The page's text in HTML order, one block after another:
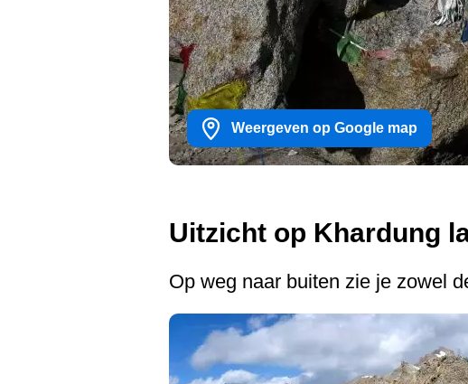
Weergeven op Google map
Uitzicht op Khardung
Op weg naar buiten zie je zowel